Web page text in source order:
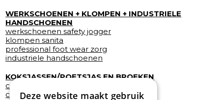
WERKSCHOENEN + KLOMPEN + INDUSTRIELE
HANDSCHOENEN
werkschoenen safety jogger
klompen sanita
professional foot wear zorg
industriele handschoenen
KOKSJASSEN/POETSJAS EN BROEKEN
catering
careDeze website maakt gebruik